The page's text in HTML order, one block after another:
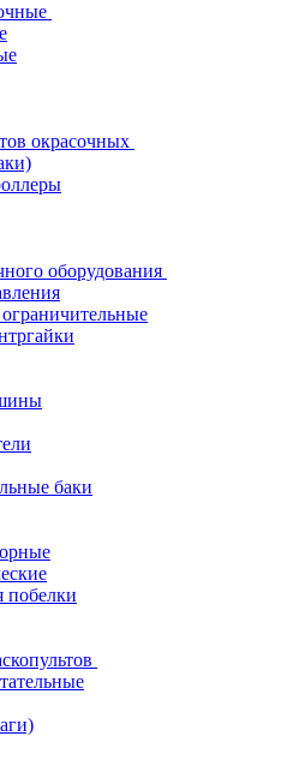
окрасочных
оборудования
баки
побелки